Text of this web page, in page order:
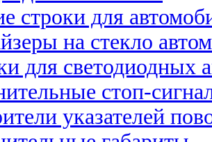
строки для
на стекло
для светодиодных
стоп-
указателей